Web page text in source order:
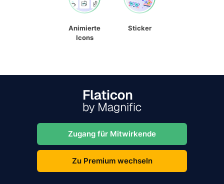
Animierte
Icons
Sticker
Zugang für Mitwirkende
Zu Premium wechseln